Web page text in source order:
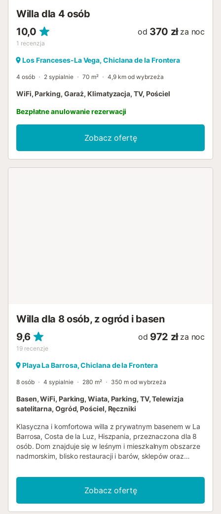
Willa dla 4 osób
10,0
1 recenzja
od 370 zł za noc
Los Franceses-La Vega, Chiclana de la Frontera
4 osób 2 sypialnie 70 m² 4,9 km od wybrzeża
WiFi, Parking, Garaż, Klimatyzacja, TV, Pościel
Bezpłatne anulowanie rezerwacji
Zobacz ofertę
Willa dla 8 osób, z ogród i basen
9,6
19 recenzje
od 972 zł za noc
Playa La Barrosa, Chiclana de la Frontera
8 osób 4 sypialnie 280 m² 350 m od wybrzeża
Basen, WiFi, Parking, Wiata, Parking, TV, Telewizja
satelitarna, Ogród, Pościel, Ręczniki
Klasyczna i komfortowa willa z prywatnym basenem w La
Barrosa, Costa de la Luz, Hiszpania, przeznaczona dla 8
osób. Dom znajduje się w leśnym i mieszkalnym obszarze
nadmorskim, blisko restauracji i barów, sklepów oraz
dysponuje 4 sypialniami i 4 łazienkami, rozmieszczonymi
w głównym lokalu oraz w domku ogrodowym.
Zakwaterowanie oferuje trawniki z drzewami oraz dużym
basenem. Bliskość plaży, miejsc do zakupów, aktywności
Zobacz ofertę